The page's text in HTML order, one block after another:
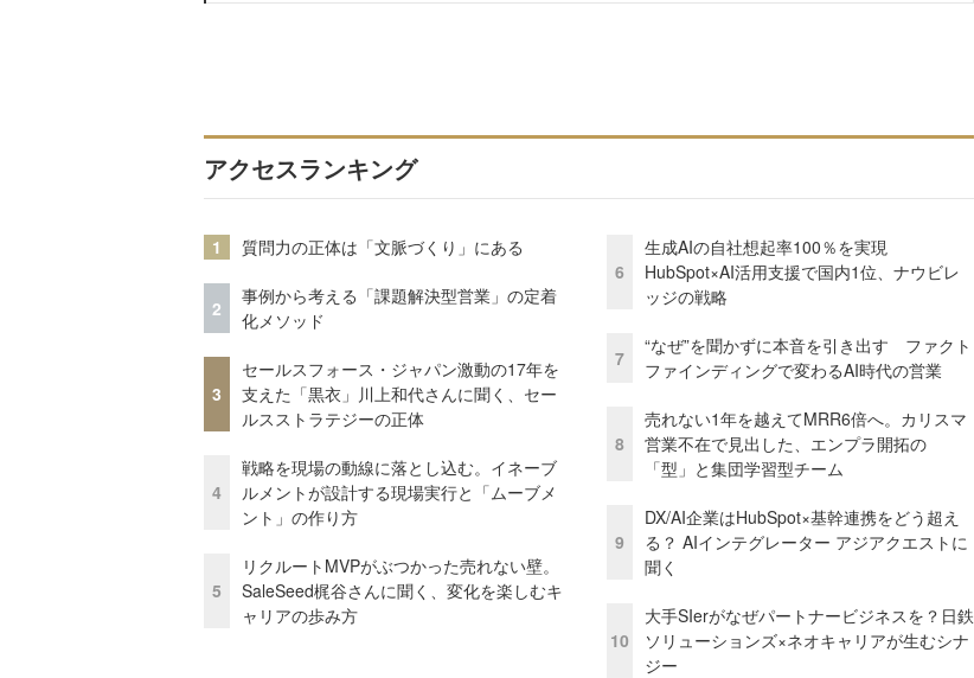
アクセスランキング
1 質問力の正体は「文脈づくり」にある
2
事例から考える「課題解決型営業」の定着
化メソッド
3
セールスフォース・ジャパン激動の17年を
支えた「黒衣」川上和代さんに聞く、セー
ルスストラテジーの正体
4
戦略を現場の動線に落とし込む。イネーブ
ルメントが設計する現場実行と「ムーブメ
ント」の作り方
5
リクルートMVPがぶつかった売れない壁。
SaleSeed梶谷さんに聞く、変化を楽しむキ
ャリアの歩み方
6
生成AIの自社想起率100％を実現
HubSpot×AI活用支援で国内1位、ナウビレ
ッジの戦略
7
“なぜ”を聞かずに本音を引き出す ファクト
ファインディングで変わるAI時代の営業
8
売れない1年を越えてMRR6倍へ。カリスマ
営業不在で見出した、エンプラ開拓の
「型」と集団学習型チーム
9
DX/AI企業はHubSpot×基幹連携をどう超え
る？ AIインテグレーター アジアクエストに
聞く
10
大手SIerがなぜパートナービジネスを？日鉄
ソリューションズ×ネオキャリアが生むシナ
ジー